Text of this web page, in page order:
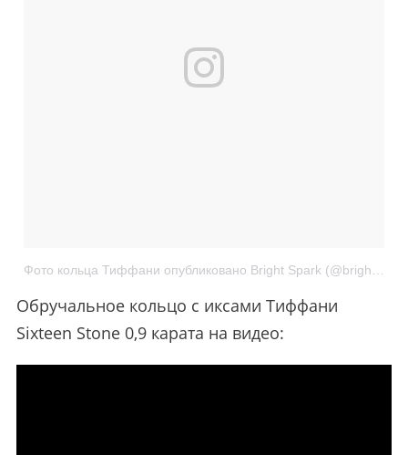
Фото кольца Тиффани опубликовано Bright Spark (@brightspark.ru)
Обручальное кольцо с иксами Тиффани
Sixteen Stone 0,9 карата на видео: